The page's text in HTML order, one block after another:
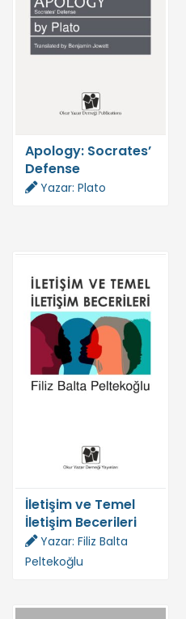
Apology: Socrates’
Defense
Yazar: Plato
İletişim ve Temel
İletişim Becerileri
Yazar: Filiz Balta
Peltekoğlu